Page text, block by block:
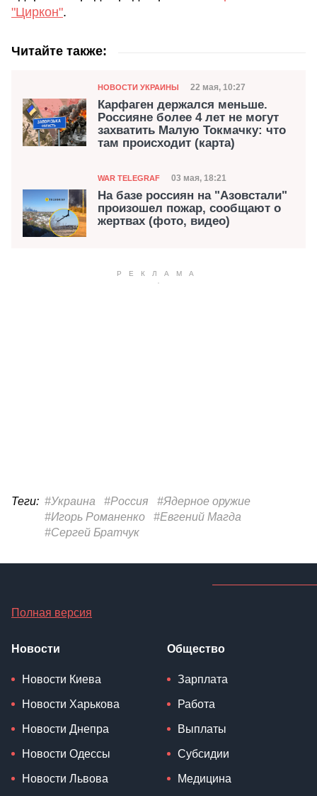
"Циркон".
Читайте также:
Категория
НОВОСТИ УКРАИНЫ Дата публикации
22 мая, 10:27
Карфаген держался меньше.
Россияне более 4 лет не могут
захватить Малую Токмачку: что
там происходит (карта)
Категория
WAR TELEGRAF Дата публикации
03 мая, 18:21
На базе россиян на "Азовстали"
произошел пожар, сообщают о
жертвах (фото, видео)
Теги: #Украина #Россия
#Ядерное оружие
#Игорь Романенко
#Евгений Магда
#Сергей Братчук
Полная версия
Новости
Новости Киева
Новости Харькова
Новости Днепра
Новости Одессы
Новости Львова
Общество
Зарплата
Работа
Выплаты
Субсидии
Медицина